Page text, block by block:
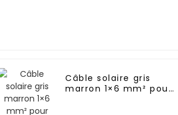
Câble solaire gris
marron 1×6 mm² pour